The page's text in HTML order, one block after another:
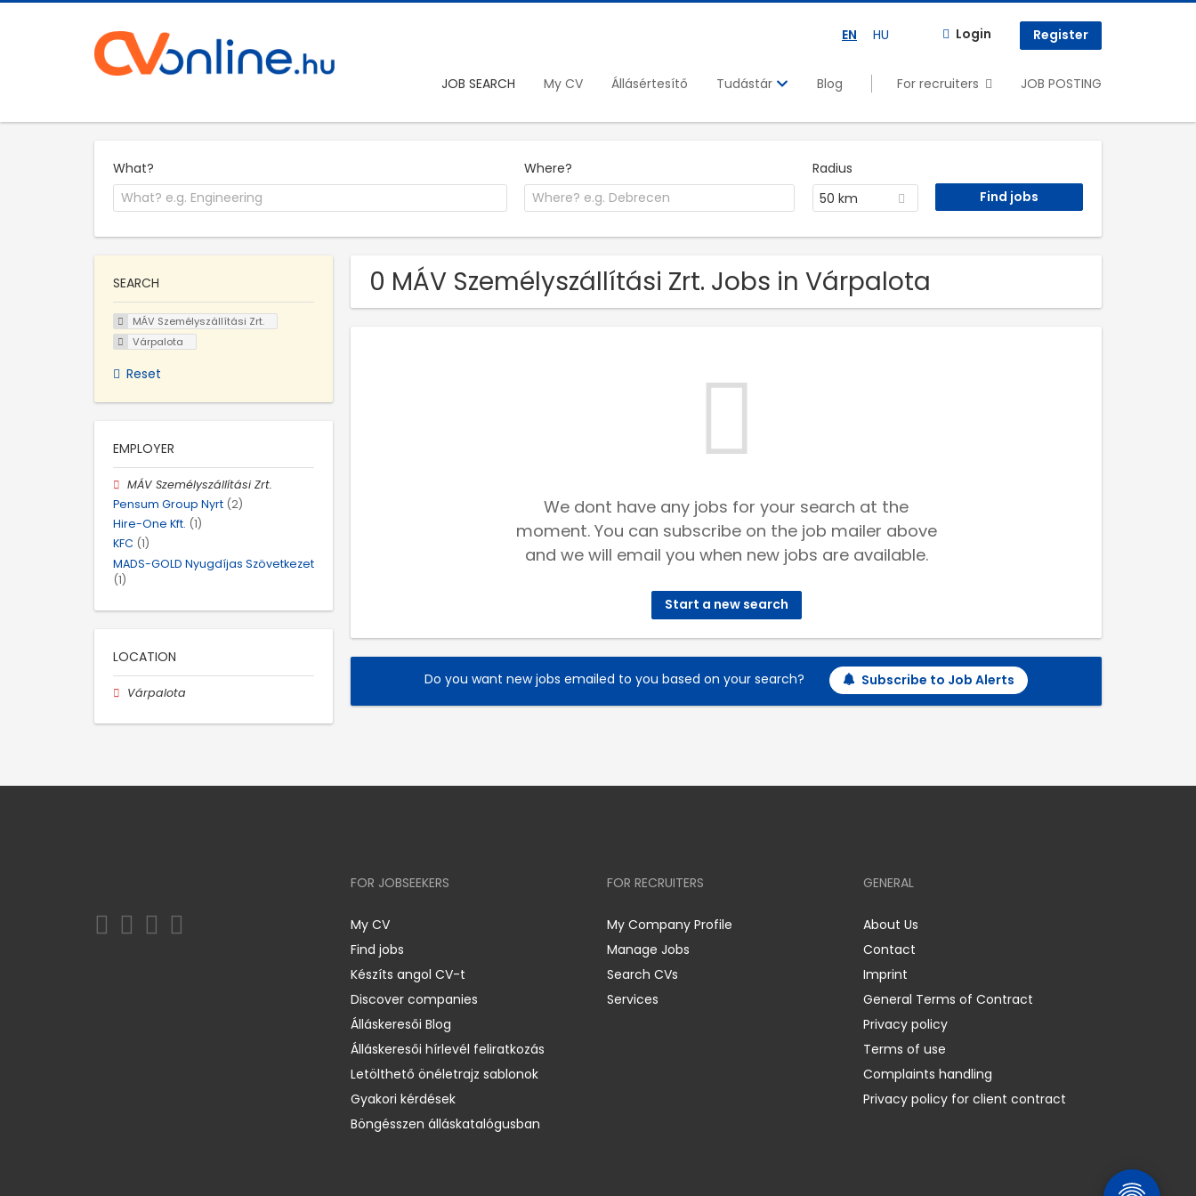
EN HU Login Register
JOB SEARCH My CV Állásértesítő Tudástár Blog For recruiters JOB POSTING
What? Where?
Radius
50 km
0 MÁV Személyszállítási Zrt. Jobs in Várpalota
We dont have any jobs for your search at the
moment. You can subscribe on the job mailer above
and we will email you when new jobs are available.
Start a new search
Do you want new jobs emailed to you based on your search? Subscribe to Job Alerts
SEARCH
MÁV Személyszállítási Zrt.
Várpalota
Reset
EMPLOYER
MÁV Személyszállítási Zrt.
Pensum Group Nyrt (2)
Hire-One Kft. (1)
KFC (1)
MADS-GOLD Nyugdíjas Szövetkezet
(1)
LOCATION
Várpalota
FOR JOBSEEKERS
My CV
Find jobs
Készíts angol CV-t
Discover companies
Álláskeresői Blog
Álláskeresői hírlevél feliratkozás
Letölthető önéletrajz sablonok
Gyakori kérdések
Böngésszen álláskatalógusban
FOR RECRUITERS
My Company Profile
Manage Jobs
Search CVs
Services
GENERAL
About Us
Contact
Imprint
General Terms of Contract
Privacy policy
Terms of use
Complaints handling
Privacy policy for client contract